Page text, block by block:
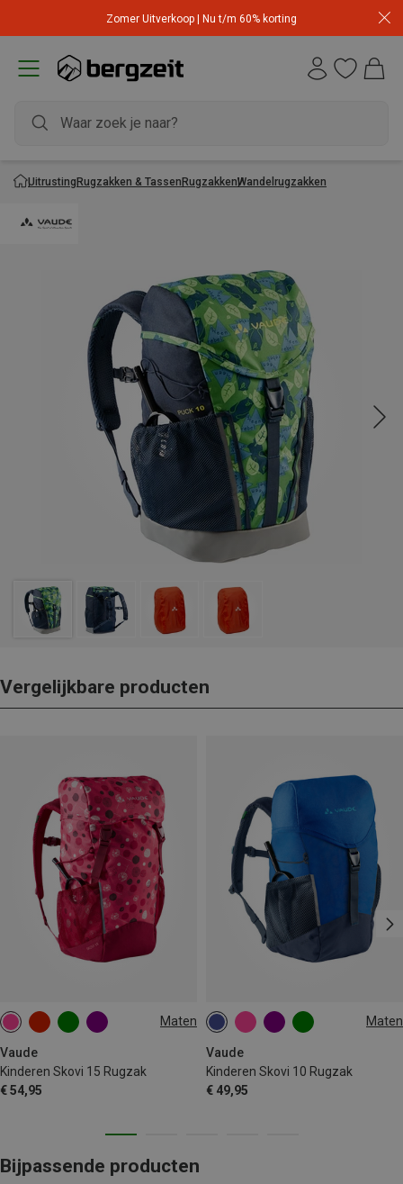
Zomer Uitverkoop | Nu t/m 60% korting
UitrustingRugzakken & TassenRugzakkenWandelrugzakken
Vergelijkbare producten
Maten
Vaude
Kinderen Skovi 15 Rugzak
€ 54,95
15L Maten
Vaude
Kinderen Skovi 10 Rugzak
€ 49,95
10L
Bijpassende producten